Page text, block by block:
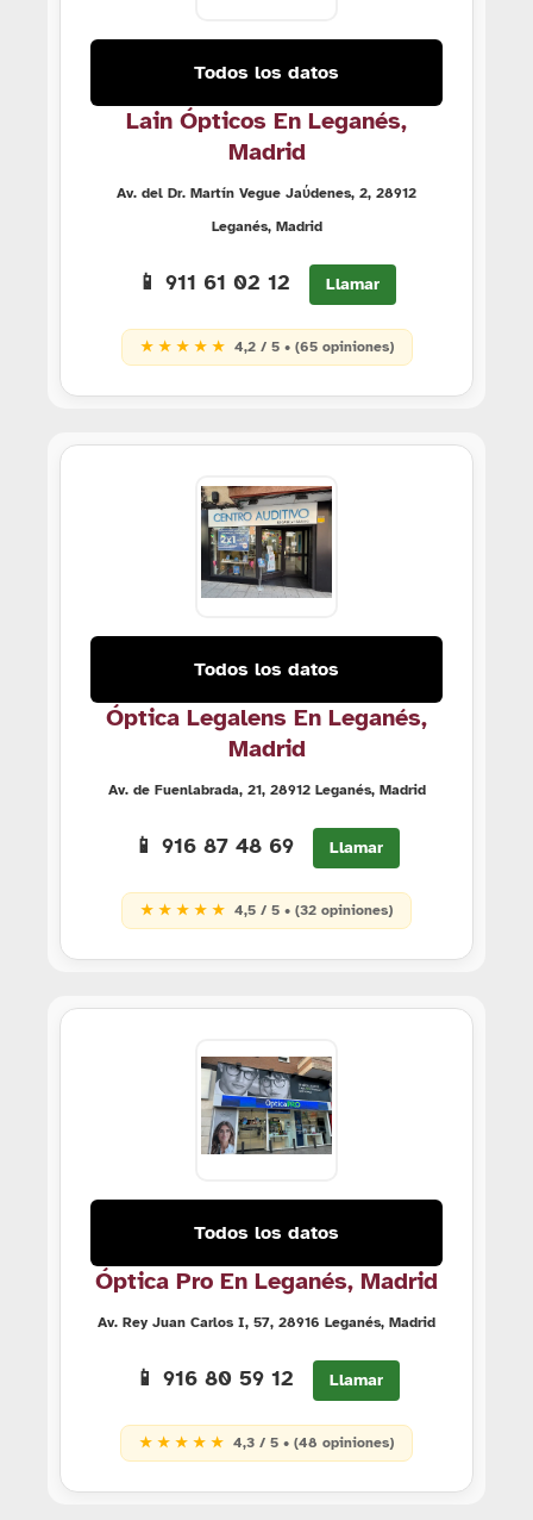
Todos los datos
Lain Ópticos En Leganés,
Madrid
Av. del Dr. Martín Vegue Jaύdenes, 2, 28912
Leganés, Madrid
📱 911 61 02 12 Llamar
★ ★ ★ ★ ★ 4,2 / 5 • (65 opiniones)
Todos los datos
Óptica Legalens En Leganés,
Madrid
Av. de Fuenlabrada, 21, 28912 Leganés, Madrid
📱 916 87 48 69 Llamar
★ ★ ★ ★ ★ 4,5 / 5 • (32 opiniones)
Todos los datos
Óptica Pro En Leganés, Madrid
Av. Rey Juan Carlos I, 57, 28916 Leganés, Madrid
📱 916 80 59 12 Llamar
★ ★ ★ ★ ★ 4,3 / 5 • (48 opiniones)